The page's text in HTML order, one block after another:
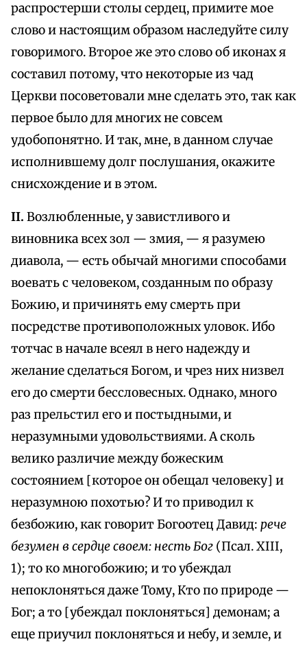
распростерши столы сердец, примите мое
слово и настоящим образом наследуйте силу
говоримого. Второе же это слово об иконах я
составил потому, что некоторые из чад
Церкви посоветовали мне сделать это, так как
первое было для многих не совсем
удобопонятно. И так, мне, в данном случае
исполнившему долг послушания, окажите
снисхождение и в этом.
II. Возлюбленные, у завистливого и
виновника всех зол — змия, — я разумею
диавола, — есть обычай многими способами
воевать с человеком, созданным по образу
Божию, и причинять ему смерть при
посредстве противоположных уловок. Ибо
тотчас в начале всеял в него надежду и
желание сделаться Богом, и чрез них низвел
его до смерти бессловесных. Однако, много
раз прельстил его и постыдными, и
неразумными удовольствиями. А сколь
велико различие между божеским
состоянием [которое он обещал человеку] и
неразумною похотью? И то приводил к
безбожию, как говорит Богоотец Давид: рече
безумен в сердце своем: несть Бог (Псал. XIII,
1); то ко многобожию; и то убеждал
непоклоняться даже Тому, Кто по природе —
Бог; а то [убеждал поклоняться] демонам; а
еще приучил поклоняться и небу, и земле, и